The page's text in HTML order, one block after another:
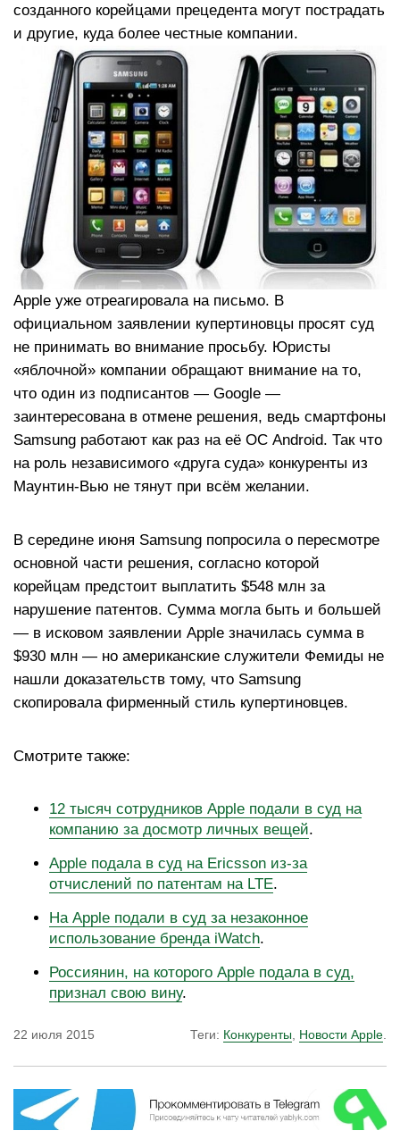
созданного корейцами прецедента могут пострадать
и другие, куда более честные компании.
Apple уже отреагировала на письмо. В
официальном заявлении купертиновцы просят суд
не принимать во внимание просьбу. Юристы
«яблочной» компании обращают внимание на то,
что один из подписантов — Google —
заинтересована в отмене решения, ведь смартфоны
Samsung работают как раз на её ОС Android. Так что
на роль независимого «друга суда» конкуренты из
Маунтин-Вью не тянут при всём желании.
В середине июня Samsung попросила о пересмотре
основной части решения, согласно которой
корейцам предстоит выплатить $548 млн за
нарушение патентов. Сумма могла быть и большей
— в исковом заявлении Apple значилась сумма в
$930 млн — но американские служители Фемиды не
нашли доказательств тому, что Samsung
скопировала фирменный стиль купертиновцев.
Смотрите также:
12 тысяч сотрудников Apple подали в суд на
компанию за досмотр личных вещей.
Apple подала в суд на Ericsson из-за
отчислений по патентам на LTE.
На Apple подали в суд за незаконное
использование бренда iWatch.
Россиянин, на которого Apple подала в суд,
признал свою вину.
22 июля 2015 Теги: Конкуренты Новости Apple